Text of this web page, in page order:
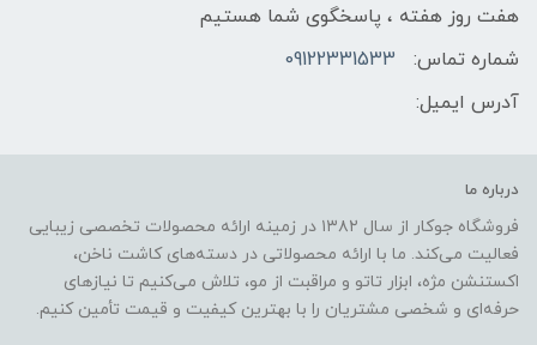
هفت روز هفته ، پاسخگوی شما هستیم
شماره تماس:
09122331533
آدرس ایمیل:
درباره ما
فروشگاه جوکار از سال ۱۳۸۲ در زمینه ارائه محصولات تخصصی زیبایی
فعالیت می‌کند. ما با ارائه محصولاتی در دسته‌های کاشت ناخن،
اکستنشن مژه، ابزار تاتو و مراقبت از مو، تلاش می‌کنیم تا نیازهای
حرفه‌ای و شخصی مشتریان را با بهترین کیفیت و قیمت تأمین کنیم.